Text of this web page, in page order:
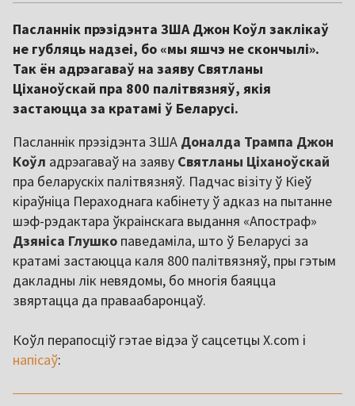
Пасланнік прэзідэнта ЗША Джон Коўл заклікаў
не губляць надзеі, бо «мы яшчэ не скончылі».
Так ён адрэагаваў на заяву Святланы
Ціханоўскай пра 800 палітвязняў, якія
застаюцца за кратамі ў Беларусі.
Пасланнік прэзідэнта ЗША Доналда Трампа Джон
Коўл адрэагаваў на заяву Святланы Ціханоўскай
пра беларускіх палітвязняў. Падчас візіту ў Кіеў
кіраўніца Пераходнага кабінету ў адказ на пытанне
шэф-рэдактара ўкраінскага выдання «Апостраф»
Дзяніса Глушко паведаміла, што ў Беларусі за
кратамі застаюцца каля 800 палітвязняў, пры гэтым
дакладны лік невядомы, бо многія баяцца
звяртацца да праваабаронцаў.
Коўл перапосціў гэтае відэа ў сацсетцы X.com і
напісаў: